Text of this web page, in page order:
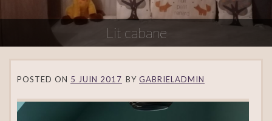
Lit cabane
POSTED ON 5 JUIN 2017 BY GABRIELADMIN